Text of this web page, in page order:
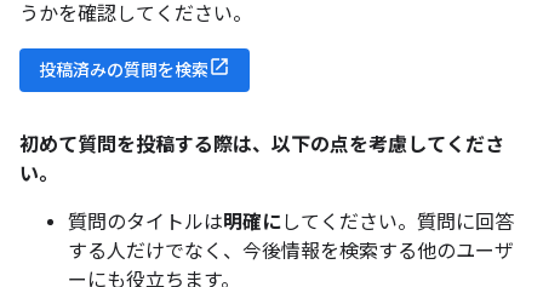
うかを確認してください。
投稿済みの質問を検索
初めて質問を投稿する際は、以下の点を考慮してくださ
い。
質問のタイトルは明確にしてください。質問に回答
する人だけでなく、今後情報を検索する他のユーザ
ーにも役立ちます。